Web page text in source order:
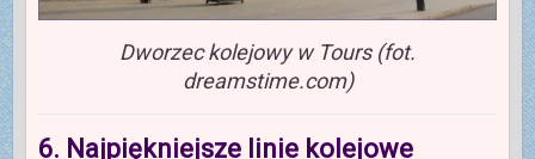
Dworzec kolejowy w Tours (fot.
dreamstime.com)
6. Najpiękniejsze linie kolejowe